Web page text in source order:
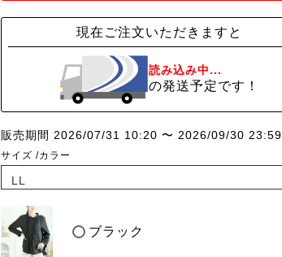
現在ご注文いただきますと
読み込み中...
の発送予定です！
販売期間 2026/07/31 10:20 〜 2026/09/30 23:59
サイズ カラー
ブラック